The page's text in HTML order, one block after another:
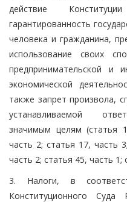
действие
гарантированность
человека и гражданина,
использование своих
предпринимательской и
экономической
также запрет произвола,
устанавливаемой
значимым целям (статья
часть 2; статья 17, часть
часть 2; статья 45, часть 1;
3. Налоги, в
Конституционного Суда